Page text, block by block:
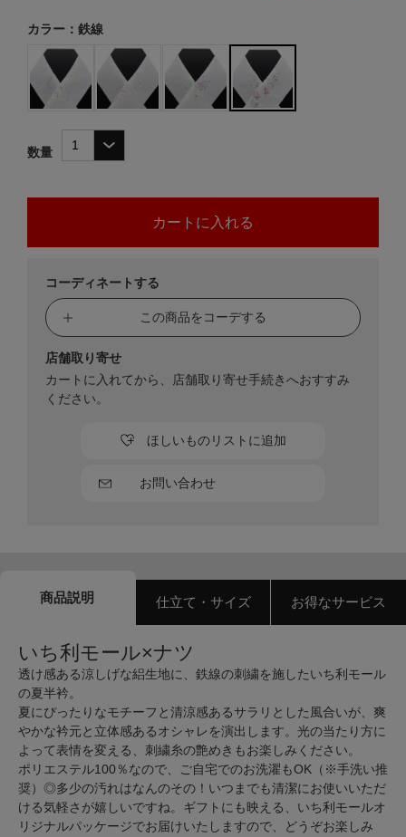
カラー：鉄線
数量
コーディネートする
この商品をコーデする
お問い合わせ
ほしいものリストに追加
店舗取り寄せ
カートに入れてから、店舗取り寄せ手続きへおすすみ
ください。
商品説明 仕立て・サイズ お得なサービス
いち利モール×ナツ
透け感ある涼しげな絽生地に、鉄線の刺繍を施したいち利モール
の夏半衿。
夏にぴったりなモチーフと清涼感あるサラリとした風合いが、爽
やかな衿元と立体感あるオシャレを演出します。光の当たり方に
よって表情を変える、刺繍糸の艶めきもお楽しみください。
ポリエステル100％なので、ご自宅でのお洗濯もOK（※手洗い推
奨）◎多少の汚れはなんのその！いつまでも清潔にお使いいただ
ける気軽さが嬉しいですね。ギフトにも映える、いち利モールオ
リジナルパッケージでお届けいたしますので、どうぞお楽しみ